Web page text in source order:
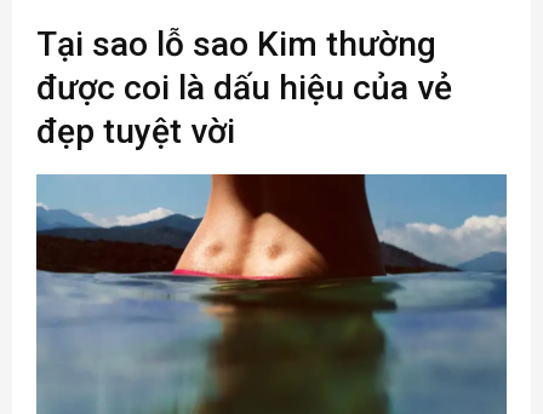
Tại sao lỗ sao Kim thường
được coi là dấu hiệu của vẻ
đẹp tuyệt vời